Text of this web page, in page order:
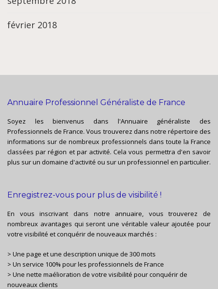
février 2018
Annuaire Professionnel Généraliste de France
Soyez les bienvenus dans l'Annuaire généraliste des
Professionnels de France. Vous trouverez dans notre répertoire des
informations sur de nombreux professionnels dans toute la France
classées par région et par activité. Cela vous permettra d'en savoir
plus sur un domaine d'activité ou sur un professionnel en particulier.
Enregistrez-vous pour plus de visibilité !
En vous inscrivant dans notre annuaire, vous trouverez de
nombreux avantages qui seront une véritable valeur ajoutée pour
votre visibilité et conquérir de nouveaux marchés :
> Une page et une description unique de 300 mots
> Un service 100% pour les professionnels de France
> Une nette maélioration de votre visibilité pour conquérir de
nouveaux clients